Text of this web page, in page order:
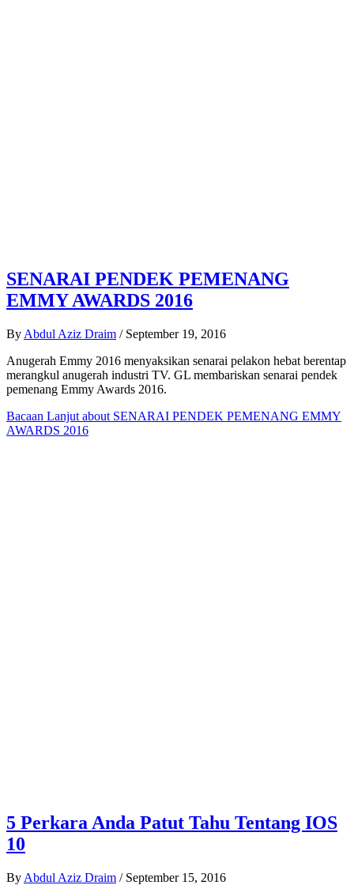
SENARAI PENDEK PEMENANG
EMMY AWARDS 2016
By Abdul Aziz Draim / September 19, 2016
Anugerah Emmy 2016 menyaksikan senarai pelakon hebat berentap
merangkul anugerah industri TV. GL membariskan senarai pendek
pemenang Emmy Awards 2016.
Bacaan Lanjut about SENARAI PENDEK PEMENANG EMMY
AWARDS 2016
5 Perkara Anda Patut Tahu Tentang IOS
10
By Abdul Aziz Draim / September 15, 2016